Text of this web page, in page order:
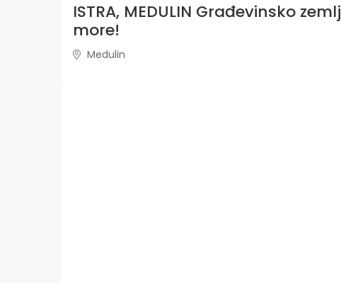
ISTRA, MEDULIN Građevinsko
more!
Medulin